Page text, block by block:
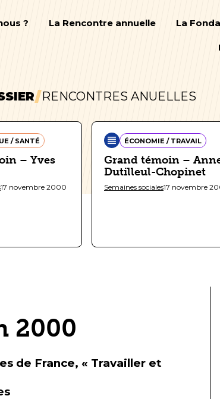
? La Rencontre annuelle La
RENCONTRES ANUELLES
/ SANTÉ
– Yves
17 novembre 2000
ÉCONOMIE / TRAVAIL
Grand témoin –
Dutilleul-Chopinet
Semaines sociales17 novembre
2000
de France, « Travailler et